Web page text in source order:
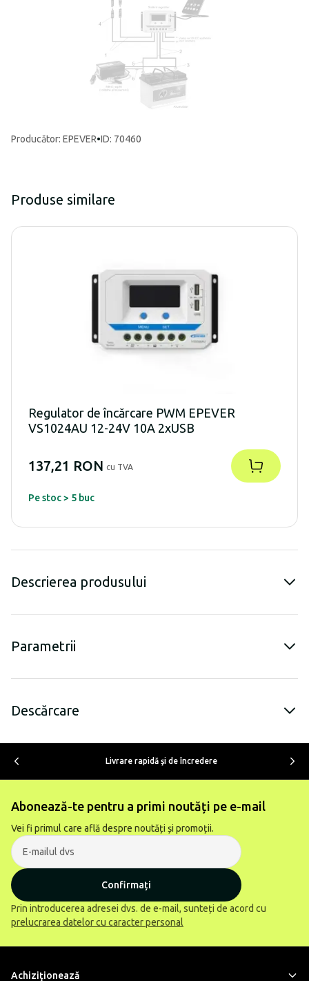
Producător: EPEVER•ID: 70460
Produse similare
Regulator de încărcare PWM EPEVER
VS1024AU 12-24V 10A 2xUSB
137,21 RON cu TVA
Pe stoc > 5 buc
Descrierea produsului
Parametrii
Descărcare
Livrare rapidă şi de încredere
Abonează-te pentru a primi noutăți pe e-mail
Vei fi primul care află despre noutăți și promoții.
Confirmați
Prin introducerea adresei dvs. de e-mail, sunteți de acord cu
prelucrarea datelor cu caracter personal
Achiziţionează